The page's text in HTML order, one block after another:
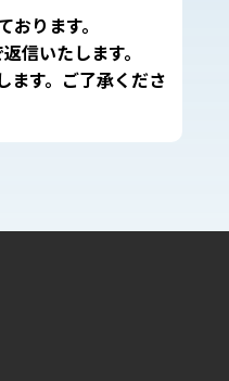
おります。
信いたします。
ます。ご了承くださ